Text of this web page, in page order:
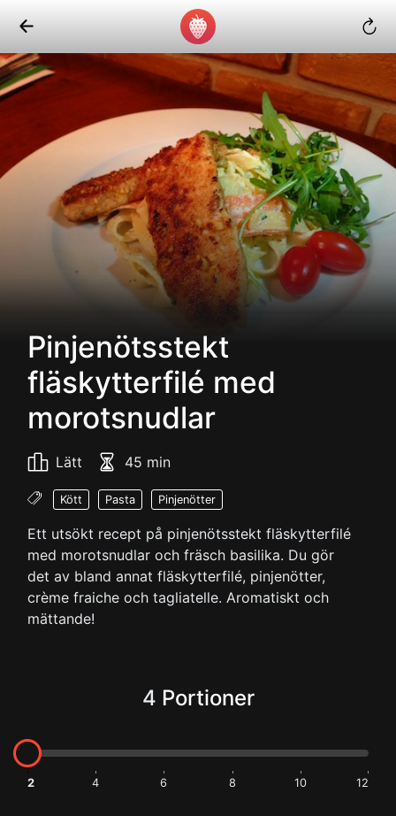
Pinjenötsstekt
fläskytterfilé med
morotsnudlar
Lätt 45 min
Kött Pasta Pinjenötter
Ett utsökt recept på pinjenötsstekt fläskytterfilé
med morotsnudlar och fräsch basilika. Du gör
det av bland annat fläskytterfilé, pinjenötter,
crème fraiche och tagliatelle. Aromatiskt och
mättande!
4 Portioner
2 4 6 8 10 12